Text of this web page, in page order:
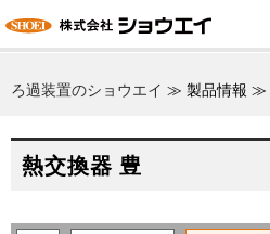
ろ過装置のショウエイ ≫ 製品情報 ≫
熱交換器 豊